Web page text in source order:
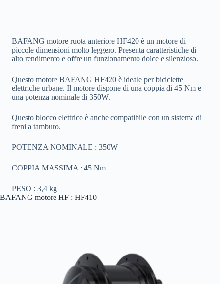
BAFANG motore ruota anteriore HF420 è un motore di
piccole dimensioni molto leggero. Presenta caratteristiche di
alto rendimento e offre un funzionamento dolce e silenzioso.
Questo motore BAFANG HF420 è ideale per biciclette
elettriche urbane. Il motore dispone di una coppia di 45 Nm e
una potenza nominale di 350W.
Questo blocco elettrico è anche compatibile con un sistema di
freni a tamburo.
POTENZA NOMINALE : 350W
COPPIA MASSIMA : 45 Nm
PESO : 3,4 kg
BAFANG motore HF : HF410